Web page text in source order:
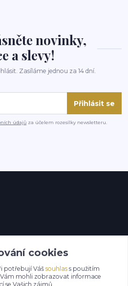
novinky,
a slevy!
Zasíláme jednou za 14 dní.
Přihlásit se
údajů za účelem rozesílky newsletteru.
cookies
potřebují Váš souhlass použitím
mohli zobrazovat informace
se Vašich zájmů.